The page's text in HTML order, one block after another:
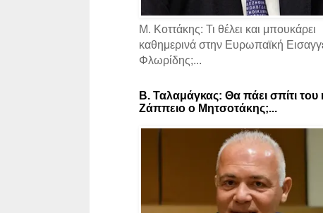
Μ. Κοττάκης: Τι θέλει και μπουκάρει
καθημερινά στην Ευρωπαϊκή
Φλωρίδης;...
Β. Ταλαμάγκας: Θα πάει σπίτι του
Ζάππειο ο Μητσοτάκης;...